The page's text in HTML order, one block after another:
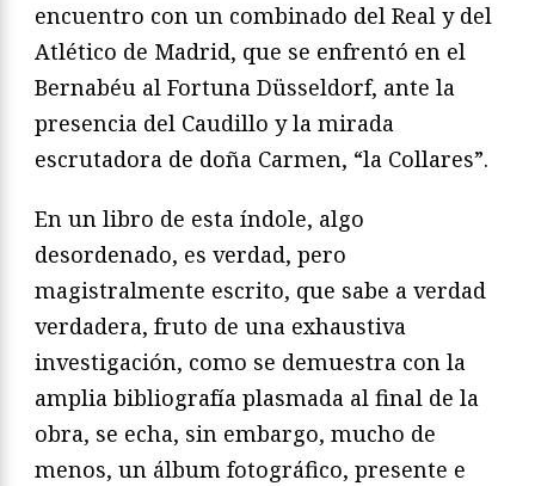
encuentro con un combinado del Real y del
Atlético de Madrid, que se enfrentó en el
Bernabéu al Fortuna Düsseldorf, ante la
presencia del Caudillo y la mirada
escrutadora de doña Carmen, “la Collares”.
En un libro de esta índole, algo
desordenado, es verdad, pero
magistralmente escrito, que sabe a verdad
verdadera, fruto de una exhaustiva
investigación, como se demuestra con la
amplia bibliografía plasmada al final de la
obra, se echa, sin embargo, mucho de
menos, un álbum fotográfico, presente e